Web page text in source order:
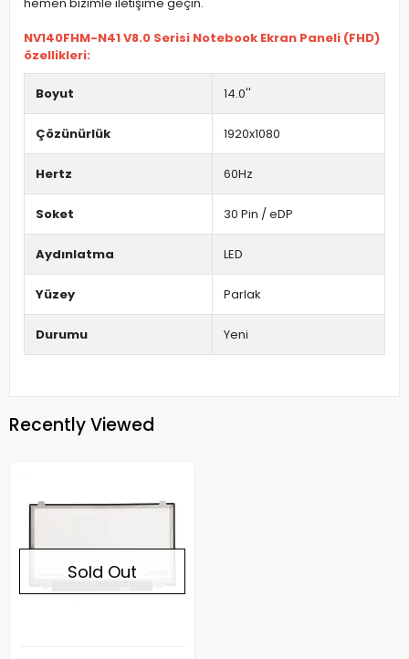
NV140FHM-N41 V8.0 Serisi Notebook Ekran Paneli (FHD)
özellikleri:
Boyut 14.0''
Çözünürlük 1920x1080
Hertz 60Hz
Soket 30 Pin / eDP
Aydınlatma LED
Yüzey Parlak
Durumu Yeni
Recently Viewed
Sold Out